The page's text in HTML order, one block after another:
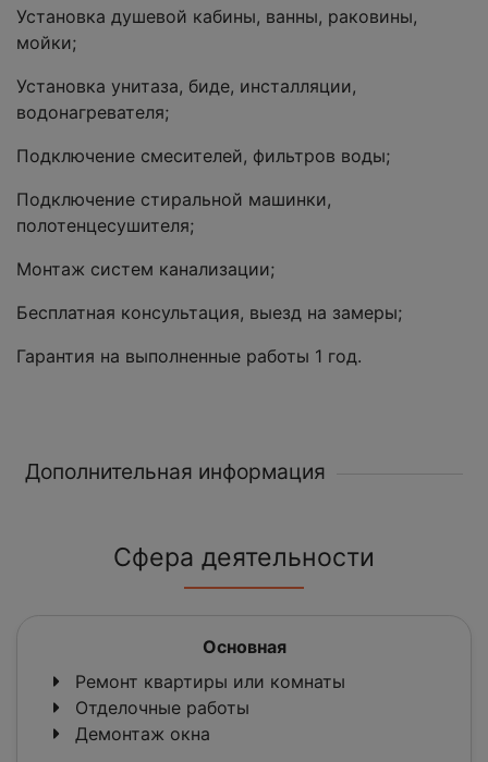
Установка душевой кабины, ванны, раковины,
мойки;
Установка унитаза, биде, инсталляции,
водонагревателя;
Подключение смесителей, фильтров воды;
Подключение стиральной машинки,
полотенцесушителя;
Монтаж систем канализации;
Бесплатная консультация, выезд на замеры;
Гарантия на выполненные работы 1 год.
Дополнительная информация
Сфера деятельности
Основная
Ремонт квартиры или комнаты
Отделочные работы
Демонтаж окна